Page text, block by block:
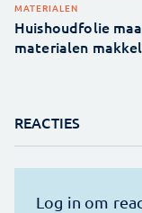
MATERIALEN
Huishoudfolie
materialen
REACTIES